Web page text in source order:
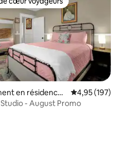
base de 190 commentaires :
cœur voyageurs les plus
en résidence ⋅
Évaluation
4,95 (197)
Studio - August Promo